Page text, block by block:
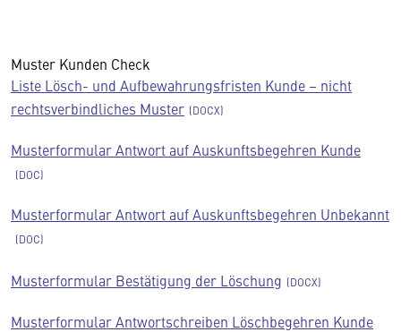
Muster Kunden Check
Liste Lösch- und Aufbewahrungsfristen Kunde – nicht
rechtsverbindliches Muster
Musterformular Antwort auf Auskunftsbegehren Kunde
Musterformular Antwort auf Auskunftsbegehren Unbekannt
Musterformular Bestätigung der Löschung
Musterformular Antwortschreiben Löschbegehren Kunde